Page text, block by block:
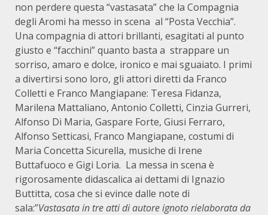
non perdere questa “vastasata” che la Compagnia
degli Aromi ha messo in scena al “Posta Vecchia”.
Una compagnia di attori brillanti, esagitati al punto
giusto e “facchini” quanto basta a strappare un
sorriso, amaro e dolce, ironico e mai sguaiato. I primi
a divertirsi sono loro, gli attori diretti da Franco
Colletti e Franco Mangiapane: Teresa Fidanza,
Marilena Mattaliano, Antonio Colletti, Cinzia Gurreri,
Alfonso Di Maria, Gaspare Forte, Giusi Ferraro,
Alfonso Setticasi, Franco Mangiapane, costumi di
Maria Concetta Sicurella, musiche di Irene
Buttafuoco e Gigi Loria. La messa in scena è
rigorosamente didascalica ai dettami di Ignazio
Buttitta, cosa che si evince dalle note di
sala:”Vastasata in tre atti di autore ignoto rielaborata da